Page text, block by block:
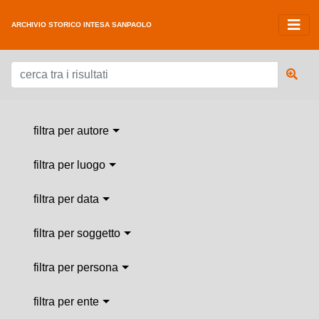
ARCHIVIO STORICO INTESA SANPAOLO
filtra per autore
filtra per luogo
filtra per data
filtra per soggetto
filtra per persona
filtra per ente